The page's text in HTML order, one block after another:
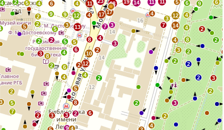
4
6
2
8
3
3
9
3
5
7
2
2
4
19
14 11
68
17
17
3
3
2
4
8
7
4
12
13
3
9
11
4
5
4
9
6
5
2
5 2
2
2
4
2
8
3
2 5
5
6
4
10
12
2
4
4
6
5
2
4
7
14
4
8
3
2
2
2
2 3
2
2
3
2
4
2
2
6
9
6
4
12 4
5
3
11